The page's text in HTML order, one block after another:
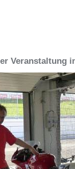
Veranstaltung